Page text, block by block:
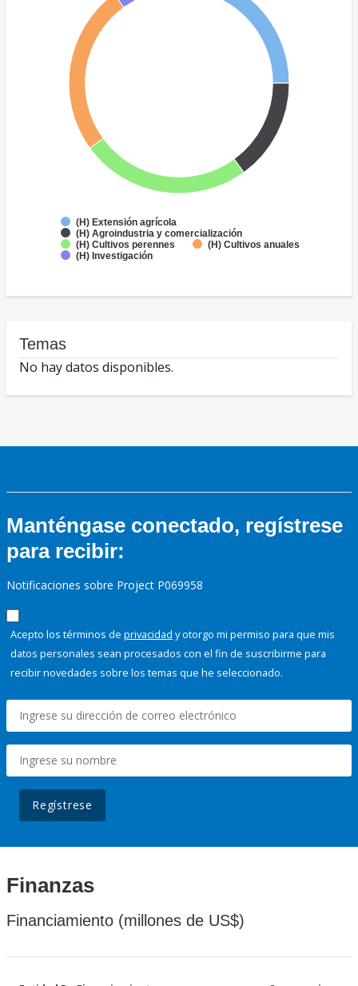
(H) Extensión agrícola
(H) Agroindustria y comercialización
(H) Cultivos perennes
(H) Cultivos anuales
(H) Investigación
Temas
No hay datos disponibles.
Manténgase conectado, regístrese
para recibir:
Notificaciones sobre Project P069958
Acepto los términos de privacidad y otorgo mi permiso para que mis
datos personales sean procesados con el fin de suscribirme para
recibir novedades sobre los temas que he seleccionado.
Regístrese
Finanzas
Financiamiento (millones de US$)